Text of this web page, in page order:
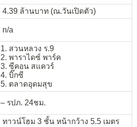
4.39 ล้านบาท (ณ.วันเปิดตัว)
n/a
1. สวนหลวง ร.9
2. พาราไดซ์ พาร์ค
3. ซีคอน สแควร์
4. บิ๊กซี
5. ตลาดอุดมสุข
– รปภ. 24ชม.
ทาวน์โฮม 3 ชั้น หน้ากว้าง 5.5 เมตร